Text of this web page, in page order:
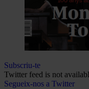
Subscriu-te
Twitter feed is not
Segueix-nos a Twitter